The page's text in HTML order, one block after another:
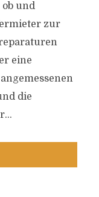
ob und
zur
eine
die